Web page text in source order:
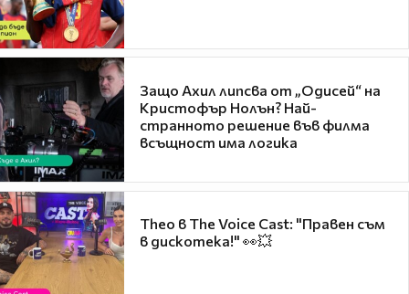
Защо Ахил липсва от „Одисей“ на
Кристофър Нолън? Най-
странното решение във филма
всъщност има логика
Theo в The Voice Cast: "Правен съм
в дискотека!" 👀💥